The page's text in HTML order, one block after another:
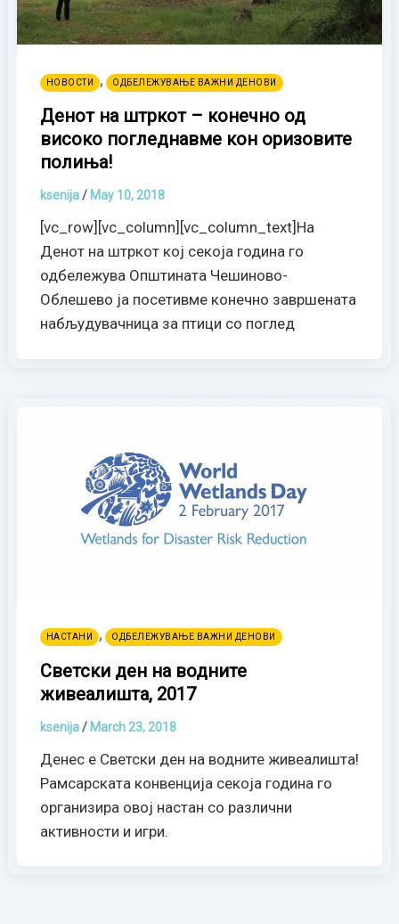
НОВОСТИ , ОДБЕЛЕЖУВАЊЕ ВАЖНИ ДЕНОВИ
Денот на штркот – конечно од
високо погледнавме кон оризовите
полиња!
ksenija/ May 10, 2018
[vc_row][vc_column][vc_column_text]На
Денот на штркот кој секоја година го
одбележува Општината Чешиново-
Облешево ја посетивме конечно завршената
набљудувачница за птици со поглед
НАСТАНИ , ОДБЕЛЕЖУВАЊЕ ВАЖНИ ДЕНОВИ
Светски ден на водните
живеалишта, 2017
ksenija/ March 23, 2018
Денес е Светски ден на водните живеалишта!
Рамсарската конвенција секоја година го
организира овој настан со различни
активности и игри.